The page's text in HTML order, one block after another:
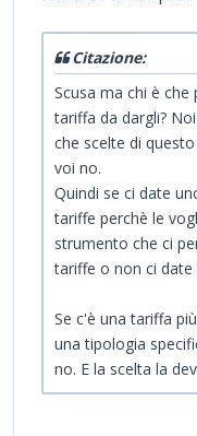
Citazione:
Scusa ma chi è
tariffa da dargli?
che scelte di
voi no.
Quindi se ci date
tariffe perchè le
strumento che ci
tariffe o non ci
Se c'è una tariffa
una tipologia
no. E la scelta la